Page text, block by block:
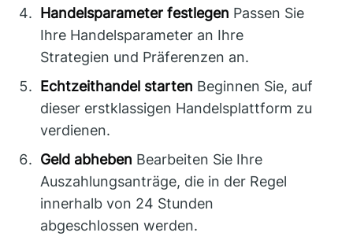
Handelsparameter festlegen Passen Sie
Ihre Handelsparameter an Ihre
Strategien und Präferenzen an.
Echtzeithandel starten Beginnen Sie, auf
dieser erstklassigen Handelsplattform zu
verdienen.
Geld abheben Bearbeiten Sie Ihre
Auszahlungsanträge, die in der Regel
innerhalb von 24 Stunden
abgeschlossen werden.